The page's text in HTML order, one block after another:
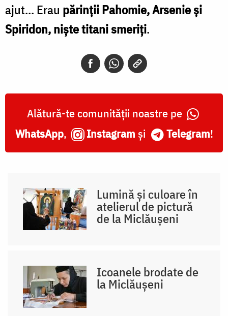
ajut... Erau părinții Pahomie, Arsenie și
Spiridon, niște titani smeriți.
Alătură-te comunității noastre pe
WhatsApp, Instagram și Telegram!
Lumină și culoare în
atelierul de pictură
de la Miclăușeni
Icoanele brodate de
la Miclăușeni